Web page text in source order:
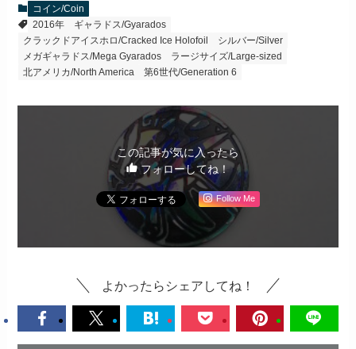
コイン/Coin
2016年
ギャラドス/Gyarados
クラックドアイスホロ/Cracked Ice Holofoil
シルバー/Silver
メガギャラドス/Mega Gyarados
ラージサイズ/Large-sized
北アメリカ/North America
第6世代/Generation 6
この記事が気に入ったら
フォローしてね！
Follow Me
よかったらシェアしてね！